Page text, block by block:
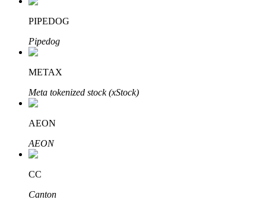
พันธมิตร Bitrue
การแนะนำ
เชิญเพื่อนเพื่อรับรางวัลเงินสด
PIPEDOG
Pipedog
METAX
Meta tokenized stock (xStock)
AEON
AEON
CC
Canton